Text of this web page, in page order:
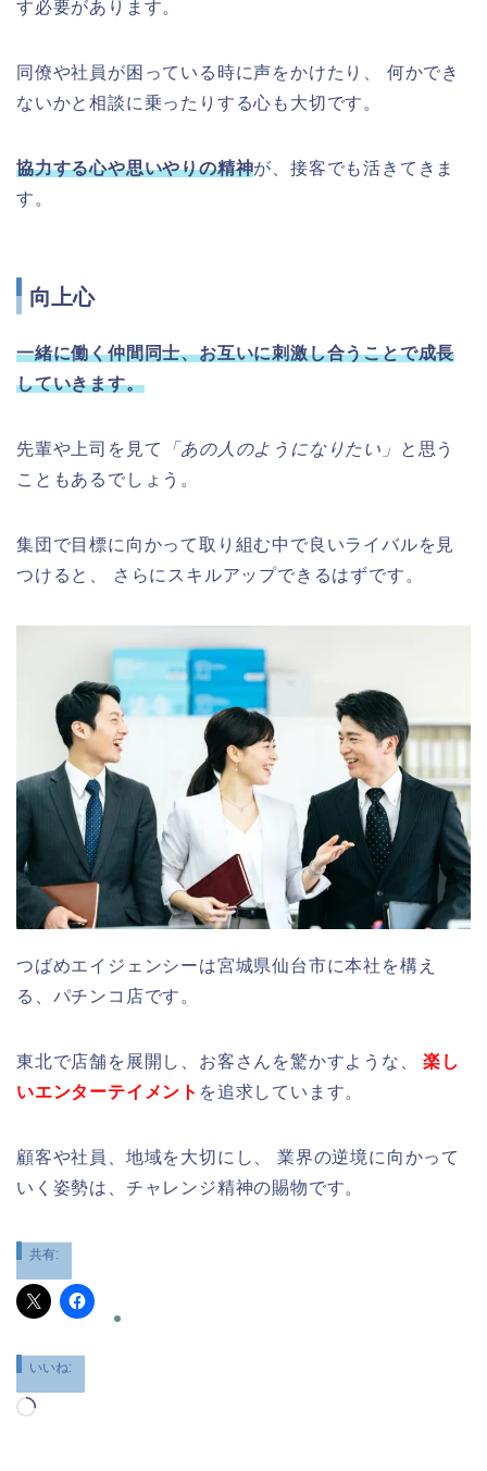
す必要があります。
同僚や社員が困っている時に声をかけたり、 何かでき
ないかと相談に乗ったりする心も大切です。
協力する心や思いやりの精神が、接客でも活きてきま
す。
向上心
一緒に働く仲間同士、お互いに刺激し合うことで成長
していきます。
先輩や上司を見て 「あの人のようになりたい」
と思う
こともあるでしょう。
集団で目標に向かって取り組む中で良いライバルを見
つけると、 さらにスキルアップできるはずです。
つばめエイジェンシーは宮城県仙台市に本社を構え
る、パチンコ店です。
東北で店舗を展開し、お客さんを驚かすような、楽し
いエンターテイメント を追求しています。
顧客や社員、地域を大切にし、 業界の逆境に向かって
いく姿勢は、チャレンジ精神の賜物です。
共有:
いいね:
読